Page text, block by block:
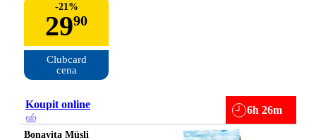
-21%
2990
Clubcard
cena
Koupit online 6h 26m
Bonavita Müsli